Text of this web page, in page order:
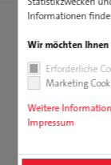
Informationen
Wir möchten Ihnen
Erforderliche
Marketing
Weitere
Impressum
Downloads